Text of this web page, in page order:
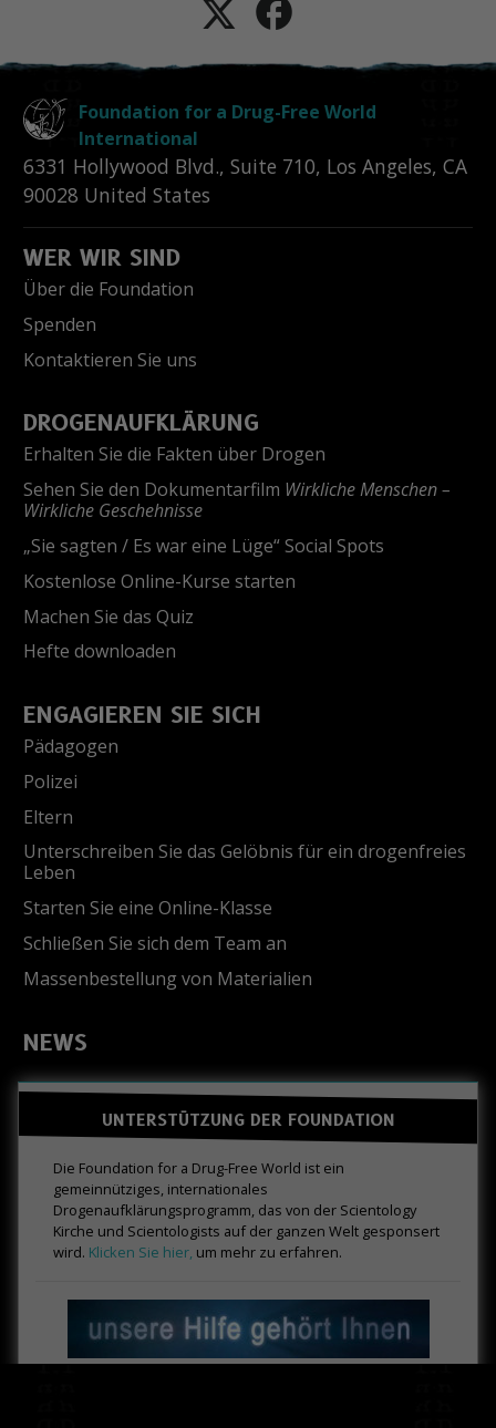
Foundation for a Drug-Free World
International
6331 Hollywood Blvd., Suite 710, Los Angeles, CA
90028 United States
WER WIR SIND
Über die Foundation
Spenden
Kontaktieren Sie uns
DROGENAUFKLÄRUNG
Erhalten Sie die Fakten über Drogen
Sehen Sie den Dokumentarfilm Wirkliche Menschen –
Wirkliche Geschehnisse
„Sie sagten / Es war eine Lüge“ Social Spots
Kostenlose Online-Kurse starten
Machen Sie das Quiz
Hefte downloaden
ENGAGIEREN SIE SICH
Pädagogen
Polizei
Eltern
Unterschreiben Sie das Gelöbnis für ein drogenfreies
Leben
Starten Sie eine Online-Klasse
Schließen Sie sich dem Team an
Massenbestellung von Materialien
NEWS
UNTERSTÜTZUNG DER FOUNDATION
Die Foundation for a Drug-Free World ist ein
gemeinnütziges, internationales
Drogenaufklärungsprogramm, das von der Scientology
Kirche und Scientologists auf der ganzen Welt gesponsert
wird. Klicken Sie hier, um mehr zu erfahren.